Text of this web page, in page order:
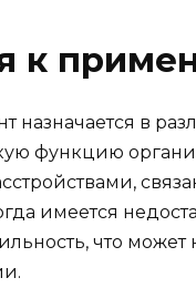
к
в
функцию
имеется
что